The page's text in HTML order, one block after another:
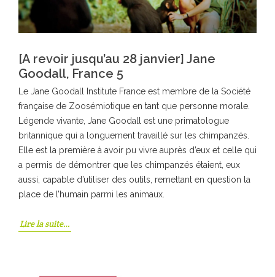
[A revoir jusqu’au 28 janvier] Jane
Goodall, France 5
Le Jane Goodall Institute France est membre de la Société
française de Zoosémiotique en tant que personne morale.
Légende vivante, Jane Goodall est une primatologue
britannique qui a longuement travaillé sur les chimpanzés.
Elle est la première à avoir pu vivre auprès d’eux et celle qui
a permis de démontrer que les chimpanzés étaient, eux
aussi, capable d’utiliser des outils, remettant en question la
place de l’humain parmi les animaux.
Lire la suite…